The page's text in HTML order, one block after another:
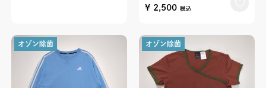
¥ 2,500 税込
オゾン除菌 オゾン除菌